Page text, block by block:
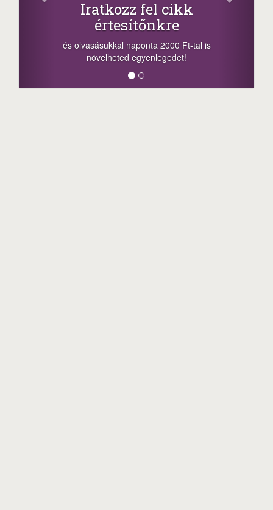
+1.000.000 Ft...
-nyeremény növelés jár a szerencsésnek
megosztási lehetőséget. Lájkolj is minket!